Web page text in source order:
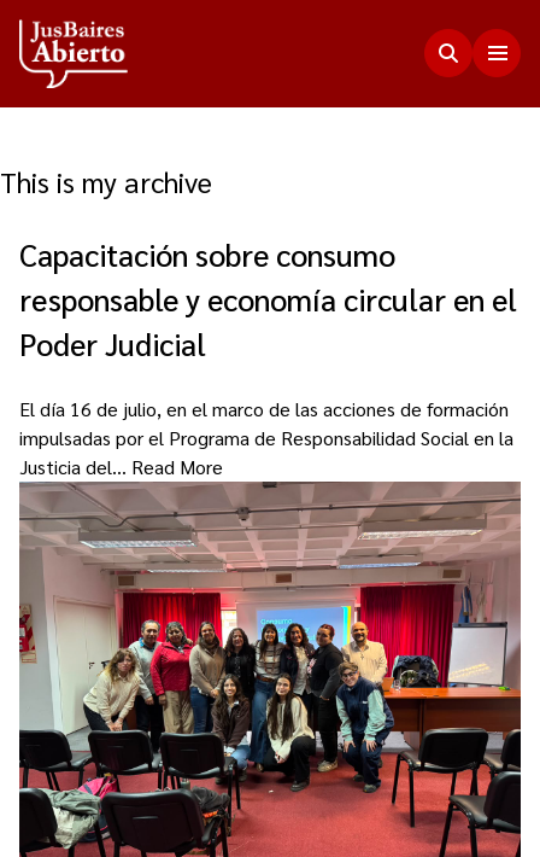
Justicia Abierta
Transparencia
Funciones del Consejo de la Magistratura
Plenario de Consejeros
Estadísticas
Presupuesto, compras, nómina de personal y
escala salarial.
Memorias
Convenios
Concursos
Acceso a la información Pública
Pedido de Acceso a la Información online
Tenés Derechos
Plan de Gobierno Abierto en la Justicia
JusLab
Innovación en la Justicia
Redes Internacionales
Encuentros anteriores
Nuestros Co-creadores
Participación Ciudadana
Programa Protagonistas de Justicia
Innovación e incidencia
Programa Educación en Derechos Humanos
Cuento con Derechos
Transparencia
Novedades
Preguntas Frecuentes
Contacto
This is my archive
Capacitación sobre consumo
responsable y economía circular en el
Poder Judicial
El día 16 de julio, en el marco de las acciones de formación
impulsadas por el Programa de Responsabilidad Social en la
Justicia del… Read More